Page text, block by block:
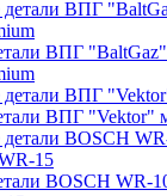
ВПГ
ВПГ "Vektor"
BOSCH WR-